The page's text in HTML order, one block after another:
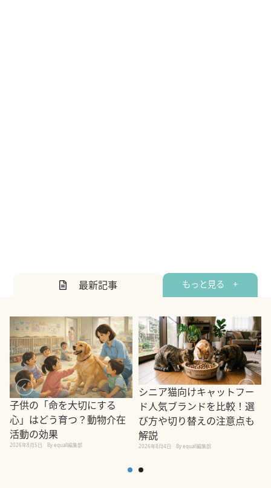
最新記事 もっと見る +
子供の「命を大切にする
心」はどう育つ？動物介在
活動の効果
2026年8月5日 By equall編集部
シニア猫向けキャットフー
ド人気ブランドを比較！選
び方や切り替えの注意点も
解説
2026年8月4日 By equall編集部